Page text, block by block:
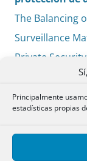
Principalmente
estadísticas propias
The Balancing
Surveillance
Private
Data Protection
Mónica